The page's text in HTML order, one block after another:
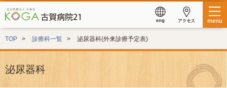
TOP 診療科一覧 泌尿器科(外来診療予定表)
泌尿器科